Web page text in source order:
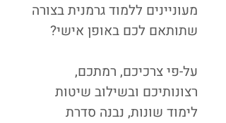
מעוניינים ללמוד גרמנית בצורה
שתותאם לכם באופן אישי?
על-פי צרכיכם, רמתכם,
רצונותיכם ובשילוב שיטות
לימוד שונות, נבנה סדרת